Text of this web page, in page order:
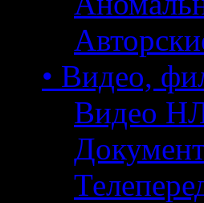
• Видео,
Видео